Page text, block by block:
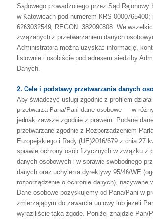
Sądowego prowadzonego przez Sąd Rejonowy
w Katowicach pod numerem KRS 0000765400;
6263032549, REGON: 382090808. We
związanych z przetwarzaniem danych
Administratora można uzyskać informację,
listownie i osobiście pod adresem siedziby
Danych.
2. Cele i podstawy przetwarzania danych
Aby świadczyć usługi zgodnie z profilem
przetwarza Pana/Pani dane osobowe — w
jednak zawsze zgodnie z prawem. Podane dane
przetwarzane zgodnie z Rozporządzeniem
Europejskiego i Rady (UE)2016/679 z dnia 27
sprawie ochrony osób fizycznych w związku z
danych osobowych i w sprawie swobodnego
danych oraz uchylenia dyrektywy 95/46/WE
rozporządzenie o ochronie danych), nazywane
Dane osobowe pozyskujemy od Pana/Pani w
zmierzającym do zawarcia umowy lub jeżeli
wyraziliście taką zgodę. Poniżej znajdzie Pan/